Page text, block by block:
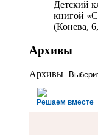
Детский
книгой
(Конева,
Архивы
Архивы
Решаем вместе